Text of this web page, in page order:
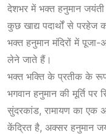
देशभर में भक्त हनुमान
कुछ खाद्य पदार्थों से
भक्त हनुमान मंदिरों में
लेने जाते हैं।
भक्त भक्ति के प्रतीक के
भगवान हनुमान की मूर्ति पर
सुंदरकांड, रामायण का एक
केंद्रित है, अक्सर हनुमान